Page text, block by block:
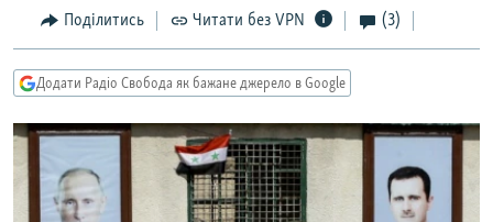
навігації
Перейти
до
ЕКОНОМІКА
КУЛЬТУРА
СПОРТ
УКРАЇНА
РОСІЙСЬКА «ФІЛЬТРАЦІЯ»
КРИМ.РЕАЛІЇ
ТИ ЯК?
СХЕМИ
Поділитись Читати без VPN (3)
Додати Радіо Свобода як бажане джерело в Google